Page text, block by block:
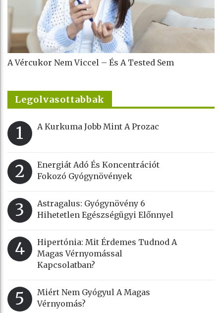
A Vércukor Nem Viccel – És A Tested Sem
Legolvasottabbak
1 A Kurkuma Jobb Mint A Prozac
2
Energiát Adó És Koncentrációt
Fokozó Gyógynövények
3
Astragalus: Gyógynövény 6
Hihetetlen Egészségügyi Előnnyel
4
Hipertónia: Mit Érdemes Tudnod A
Magas Vérnyomással
Kapcsolatban?
5
Miért Nem Gyógyul A Magas
Vérnyomás?